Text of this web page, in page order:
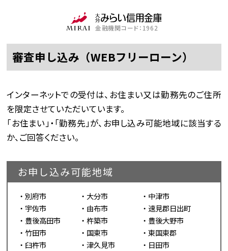
金融機関コード：1962
審査申し込み（WEBフリーローン）
インターネットでの受付は、お住まい又は勤務先のご住所
を限定させていただいています。
「お住まい」・「勤務先」が、お申し込み可能地域に該当する
か、ご回答ください。
お申し込み可能地域
別府市 大分市
中津市
宇佐市
由布市
速見郡日出町
豊後高田市
杵築市
豊後大野市
竹田市
国東市
東国東郡
臼杵市
津久見市
日田市